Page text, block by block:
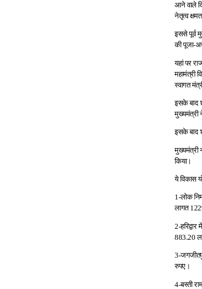
आने वाले
नेतृत्व
इससे पूर्व
की पूजा-
यहां पर
महामंत्री
स्वागत
इसके बाद
मुख्यमंत्री
इसके बाद
मुख्यमंत्री
किया।
ये विकास
1-लोक
लागत
2-
883.20
3-
रुपए।
4-बस्ती